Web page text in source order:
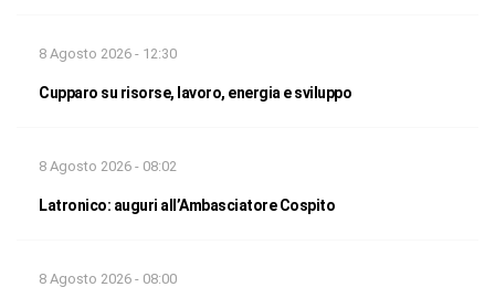
8 Agosto 2026 - 12:30
Cupparo su risorse, lavoro, energia e sviluppo
8 Agosto 2026 - 08:02
Latronico: auguri all’Ambasciatore Cospito
8 Agosto 2026 - 08:00